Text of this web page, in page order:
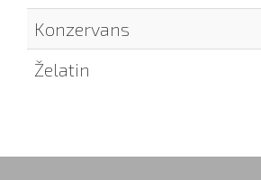
Konzervans
Želatin